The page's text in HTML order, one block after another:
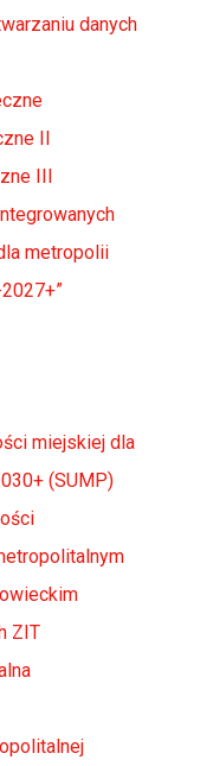
danych
II
III
metropolii
miejskiej dla
(SUMP)
ZIT